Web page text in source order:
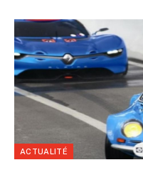
ACTUALITÉ